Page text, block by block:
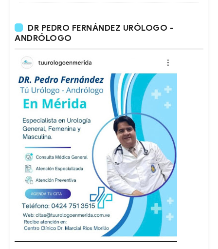
DR PEDRO FERNÁNDEZ URÓLOGO -
ANDRÓLOGO